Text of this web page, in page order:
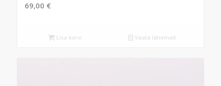
69,00 €
Lisa korvi Vaata lähemalt